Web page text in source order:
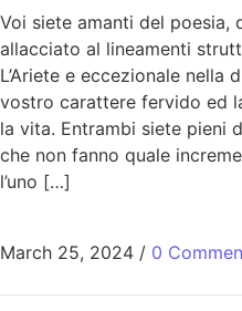
Voi siete amanti del poesia,
allacciato al lineamenti
L’Ariete e eccezionale
vostro carattere fervido ed
la vita. Entrambi siete pieni
che non fanno quale
l’uno […]
March 25, 2024 / 0